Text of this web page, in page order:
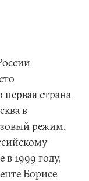
страна
в
режим.
1999 году,
Борисе